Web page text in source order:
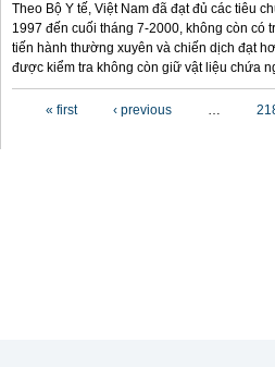
Theo Bộ Y tế, Việt Nam đã đạt đủ các tiêu
1997 đến cuối tháng 7-2000, không còn
tiến hành thường xuyên và chiến dịch đạt
được kiểm tra không còn giữ vật liệu chứa
« first ‹ previous …